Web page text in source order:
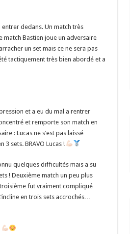
dedans. Un match très
match Bastien joue un adversaire
un set mais ce ne sera pas
tactiquement très bien abordé et a
et a eu du mal a rentrer
et remporte son match en
: Lucas ne s’est pas laissé
sets. BRAVO Lucas !
quelques difficultés mais a su
! Deuxième match un peu plus
fut vraiment compliqué
en trois sets accrochés…